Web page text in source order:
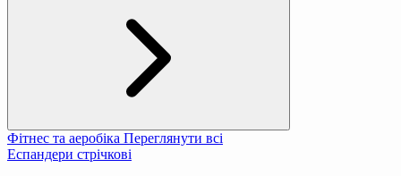
Фітнес та аеробіка Переглянути всі
Еспандери стрічкові